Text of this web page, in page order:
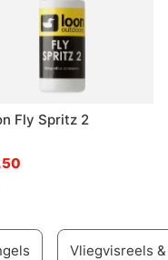
Fly Spritz 2
Vliegvisreels